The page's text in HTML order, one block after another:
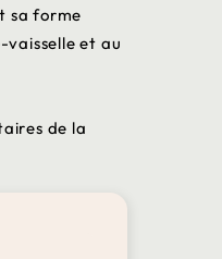
sa forme
vaisselle et au
de la